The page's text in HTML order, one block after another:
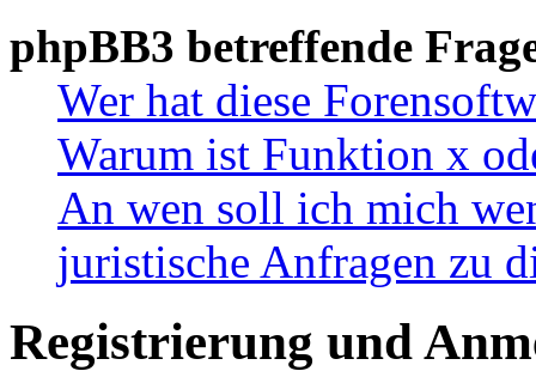
phpBB3 betreffende
Wer hat diese
Warum ist Funktion x
An wen soll ich mich
juristische Anfragen zu
Registrierung und